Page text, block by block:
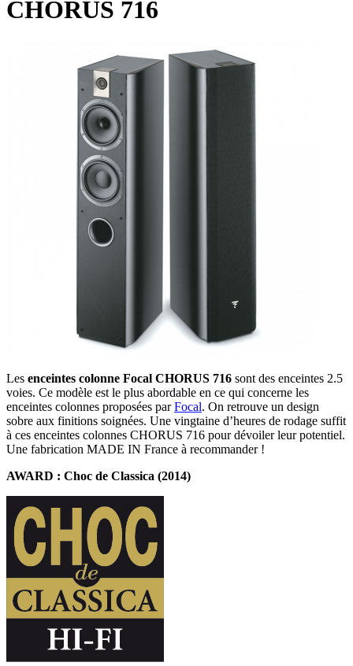
CHORUS 716
Les enceintes colonne Focal CHORUS 716 sont des enceintes 2.5
voies. Ce modèle est le plus abordable en ce qui concerne les
enceintes colonnes proposées parFocal. On retrouve un design
sobre aux finitions soignées. Une vingtaine d’heures de rodage suffit
à ces enceintes colonnes CHORUS 716 pour dévoiler leur potentiel.
Une fabrication MADE IN France à recommander !
AWARD : Choc de Classica (2014)